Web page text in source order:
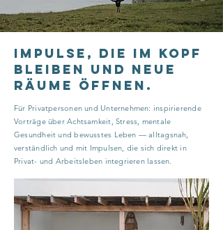
Impulse, die im kopf
bleiben und neue
Räume öffnen.
Für Privatpersonen und Unternehmen: inspirierende
Vorträge über Achtsamkeit, Stress, mentale
Gesundheit und bewusstes Leben — alltagsnah,
verständlich und mit Impulsen, die sich direkt in
Privat- und Arbeitsleben integrieren lassen.